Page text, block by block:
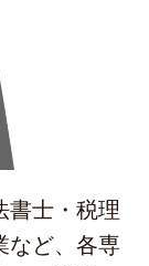
書士・税理
など、各専